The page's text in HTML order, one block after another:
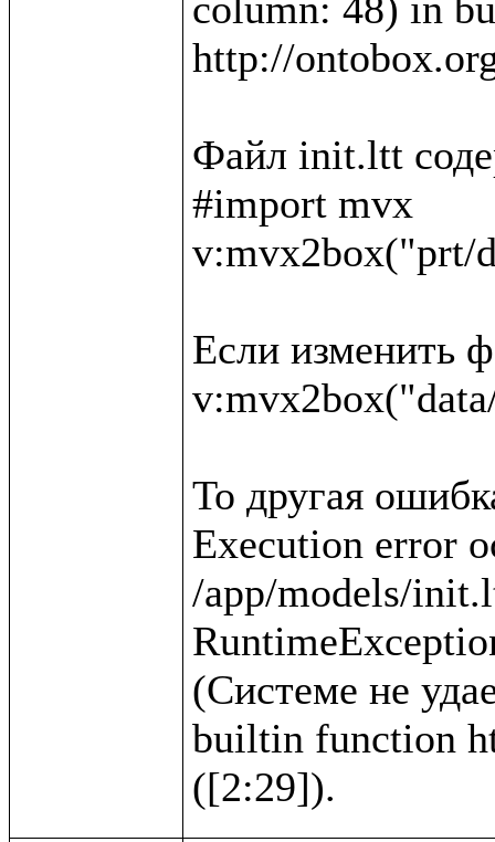
http://
Файл init.ltt
#import mvx
v:mvx2box("prt/
Если изменить
То другая
Execution error
/app/models/
(Системе не
builtin function